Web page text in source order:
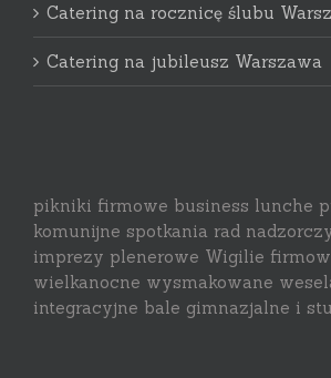
Catering na rocznicę ślubu
Catering na jubileusz Warszawa
pikniki firmowe business lunche
komunijne spotkania rad
imprezy plenerowe Wigilie
wielkanocne wysmakowane
integracyjne bale gimnazjalne i